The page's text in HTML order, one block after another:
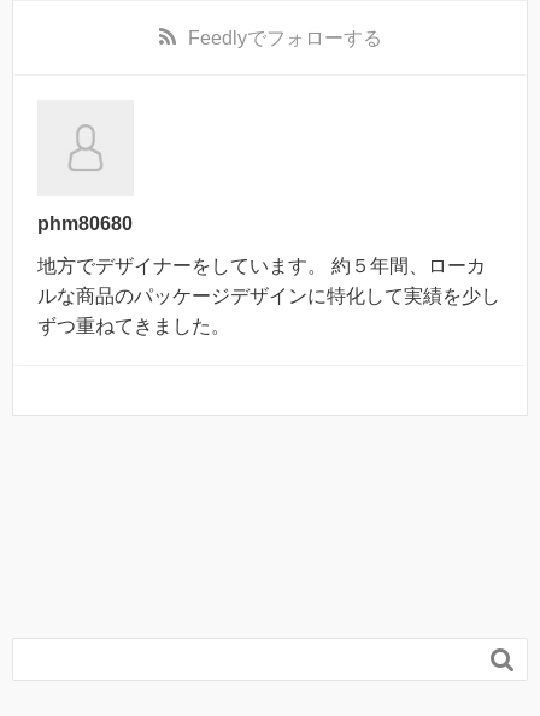
Feedlyでフォローする
phm80680
地方でデザイナーをしています。 約５年間、ローカ
ルな商品のパッケージデザインに特化して実績を少し
ずつ重ねてきました。
